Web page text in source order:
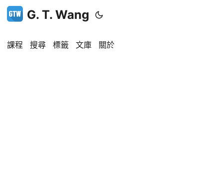
G. T. Wang
課程 搜尋 標籤 文庫 關於